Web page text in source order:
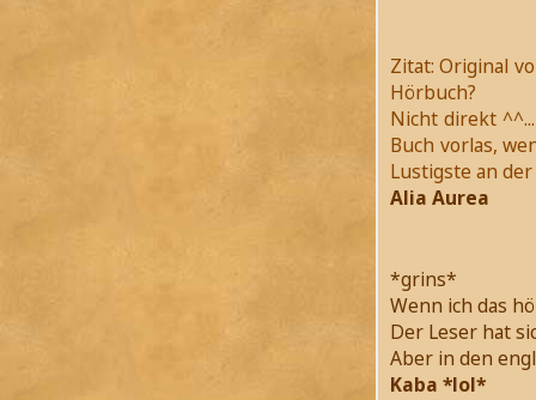
Zitat: Original
Hörbuch?
Nicht direkt
Buch vorlas,
Lustigste an
Alia Aurea
*grins*
Wenn ich das
Der Leser hat
Aber in den
Kaba *lol*